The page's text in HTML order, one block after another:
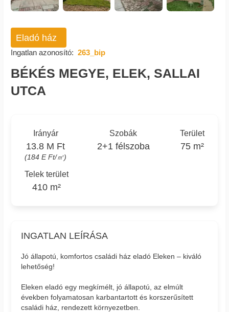
Eladó ház
Ingatlan azonosító: 263_bip
BÉKÉS MEGYE, ELEK, SALLAI
UTCA
Irányár
13.8 M Ft
(184 E Ft/㎡)
Szobák
2+1 félszoba
Terület
75 m²
Telek terület
410 m²
INGATLAN LEÍRÁSA
Jó állapotú, komfortos családi ház eladó Eleken – kiváló
lehetőség!
Eleken eladó egy megkímélt, jó állapotú, az elmúlt
években folyamatosan karbantartott és korszerűsített
családi ház, rendezett környezetben.